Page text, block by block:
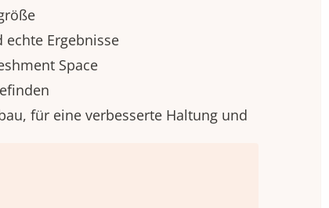
Ergebnisse
Space
für eine verbesserte Haltung und